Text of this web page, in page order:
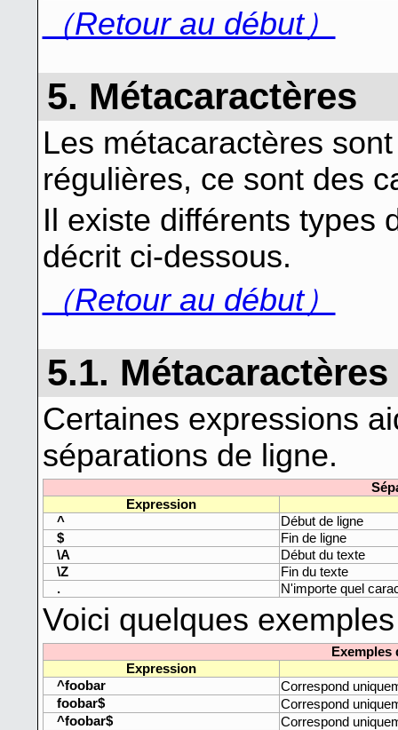
（Retour au début）
5. Métacaractères
Les métacaractères
régulières, ce sont des
Il existe différents types
décrit ci-dessous.
（Retour au début）
5.1.
Certaines expressions
séparations de ligne.
Expression
^
Début de ligne
$
Fin de ligne
\A
Début du texte
\Z
Fin du texte
.
N'importe quel
Voici quelques
Exemples
Expression
^foobar
Correspond
foobar$
Correspond
^foobar$
Correspond